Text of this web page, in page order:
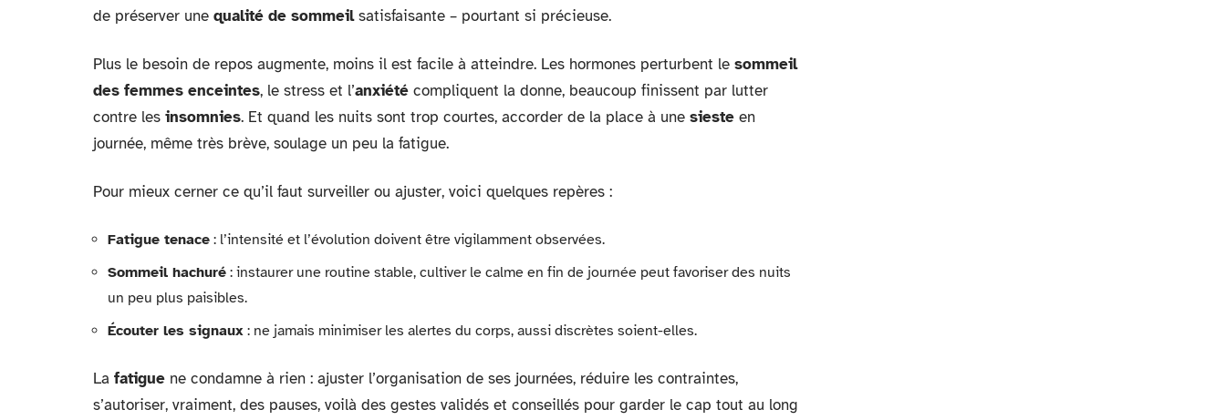
de préserver une qualité de sommeilsatisfaisante ­– pourtant si précieuse.
Plus le besoin de repos augmente, moins il est facile à atteindre. Les hormones perturbent le sommeil
des femmes enceintes, le stress et l’anxiété compliquent la donne, beaucoup finissent par lutter
contre les insomnies. Et quand les nuits sont trop courtes, accorder de la place à une sieste en
journée, même très brève, soulage un peu la fatigue.
Pour mieux cerner ce qu’il faut surveiller ou ajuster, voici quelques repères :
Fatigue tenace : l’intensité et l’évolution doivent être vigilamment observées.
Sommeil hachuré : instaurer une routine stable, cultiver le calme en fin de journée peut favoriser des nuits
un peu plus paisibles.
Écouter les signaux : ne jamais minimiser les alertes du corps, aussi discrètes soient-elles.
La fatigue ne condamne à rien : ajuster l’organisation de ses journées, réduire les contraintes,
s’autoriser, vraiment, des pauses, voilà des gestes validés et conseillés pour garder le cap tout au long